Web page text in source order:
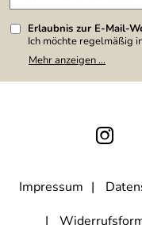
Erlaubnis zur E-Mail-
Ich möchte regelmäßig
Meine E-Mail-Adresse
weitergegeben. Zu
den Link "Abmelden"
Datenschutzerklärung
Mehr anzeigen ...
Impressum